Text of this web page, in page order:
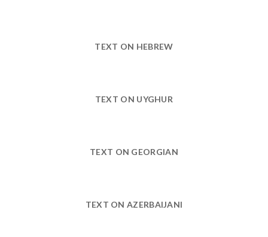
TEXT ON HEBREW
TEXT ON UYGHUR
TEXT ON GEORGIAN
TEXT ON AZERBAIJANI